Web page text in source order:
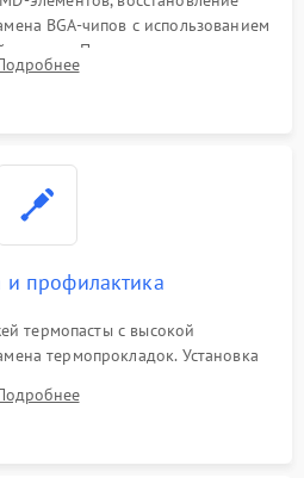
BGA-чипов с использованием
станции. Прошивка микросхемы
портов USB
и профилактика
термопасты с высокой
термопрокладок. Установка
и накопителей. Предварительная